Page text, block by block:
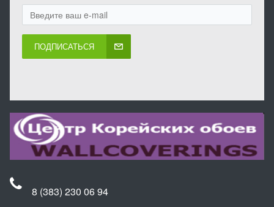
ПОДПИСАТЬСЯ
8 (383) 230 06 94